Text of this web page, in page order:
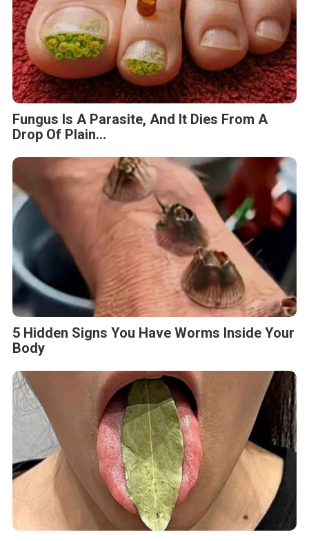
Fungus Is A Parasite, And It Dies From A
Drop Of Plain...
5 Hidden Signs You Have Worms Inside Your
Body